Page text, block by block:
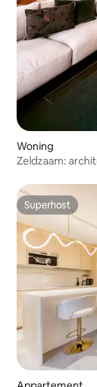
Woning
Zeldzaam:
Superhost
Superhost